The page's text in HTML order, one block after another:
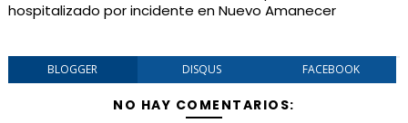
hospitalizado por incidente en Nuevo Amanecer
BLOGGER DISQUS FACEBOOK
NO HAY COMENTARIOS: